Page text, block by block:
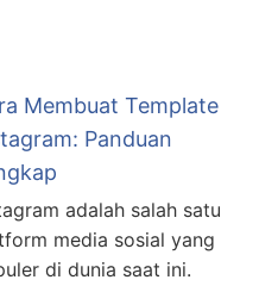
Membuat Template
Panduan
adalah salah satu
media sosial yang
di dunia saat ini.